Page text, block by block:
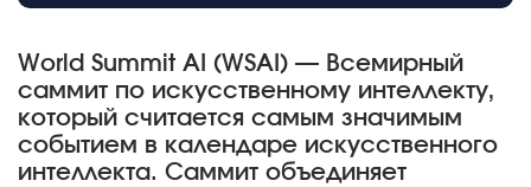
World Summit AI (WSAI) — Всемирный
саммит по искусственному интеллекту,
который считается самым значимым
событием в календаре искусственного
интеллекта. Саммит объединяет